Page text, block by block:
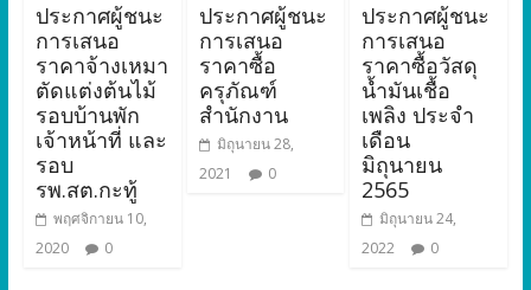
ประกาศผู้ชนะ
การเสนอ
ราคาจ้างเหมา
ตัดแต่งต้นไม้
รอบบ้านพัก
เจ้าหน้าที่ และ
รอบ
รพ.สต.กะทู้
พฤศจิกายน 10,
2020
0
ประกาศผู้ชนะ
การเสนอ
ราคาซื้อ
ครุภัณฑ์
สำนักงาน
มิถุนายน 28,
2021
0
ประกาศผู้ชนะ
การเสนอ
ราคาซื้อวัสดุ
น้ำมันเชื้อ
เพลิง ประจำ
เดือน
มิถุนายน
2565
มิถุนายน 24,
2022
0